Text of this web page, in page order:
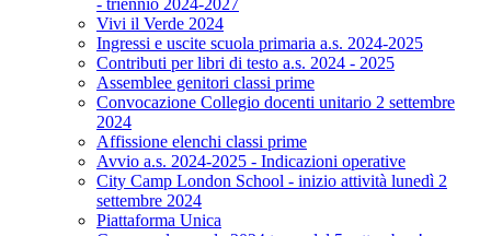
- triennio 2024-2027
Vivi il Verde 2024
Ingressi e uscite scuola primaria a.s. 2024-2025
Contributi per libri di testo a.s. 2024 - 2025
Assemblee genitori classi prime
Convocazione Collegio docenti unitario 2 settembre
2024
Affissione elenchi classi prime
Avvio a.s. 2024-2025 - Indicazioni operative
City Camp London School - inizio attività lunedì 2
settembre 2024
Piattaforma Unica